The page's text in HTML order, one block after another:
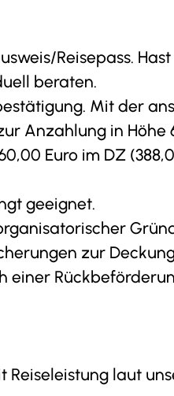
Reisepass.
beraten.
Mit der
Anzahlung in Höhe
Euro im DZ
geeignet.
zur
einer
laut